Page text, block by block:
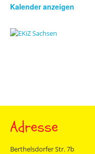
Kalender anzeigen
Adresse
Berthelsdorfer Str. 7b